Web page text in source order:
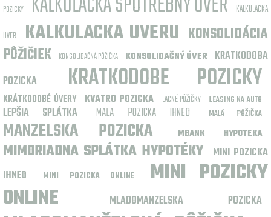
POZICKY
KALKULACKA
UVER
KALKULACKA UVERU KONSOLIDÁCIA
PÔŽIČIEK
KONSOLIDAČNÁ PÔŽIČKA KONSOLIDAČNÝ ÚVER
KRATKODOBA
POZICKA
KRATKODOBE POZICKY
KRÁTKODOBÉ ÚVERY KVATRO POZICKA LACNÉ PÔŽIČKY LEASING NA AUTO
LEPŠIA SPLÁTKA MALA POZICKA IHNED MALÁ PÔŽIČKA
MANZELSKA POZICKA MBANK HYPOTEKA
MIMORIADNA SPLÁTKA HYPOTÉKY
MINI POZICKA
IHNED
MINI POZICKA ONLINE
MINI POZICKY
ONLINE
MLADOMANZELSKA POZICKA